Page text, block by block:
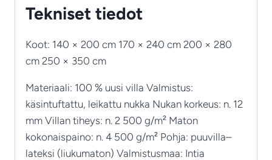
Tekniset tiedot
Koot: 140 × 200 cm 170 × 240 cm 200 × 280
cm 250 × 350 cm
Materiaali: 100 % uusi villa Valmistus:
käsintuftattu, leikattu nukka Nukan korkeus: n. 12
mm Villan tiheys: n. 2 500 g/m² Maton
kokonaispaino: n. 4 500 g/m² Pohja: puuvilla–
lateksi (liukumaton) Valmistusmaa: Intia